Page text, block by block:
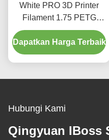
White PRO 3D Printer
Filament 1.75 PETG
Ketangguhan
Ditingkatkan Permintaan
yang Disesuaikan
Dapatkan Harga Terbaik
Hubungi Kami
Qingyuan IBoss